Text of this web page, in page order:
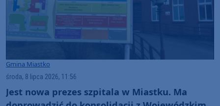
Gmina Miastko
środa, 8 lipca 2026, 11:56
Jest nowa prezes szpitala w Miastku. Ma